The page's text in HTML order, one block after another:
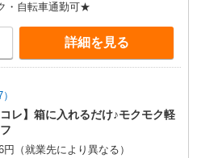
・自転車通勤可★
詳細を見る
コレ】箱に入れるだけ♪モクモク軽
円（就業先により異なる）